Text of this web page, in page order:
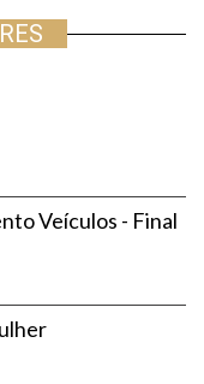
Veículos - Final